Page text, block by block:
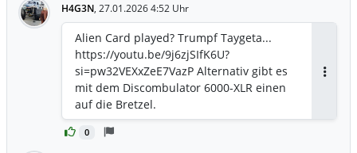
H4G3N, 27.01.2026 4:52 Uhr
0
Alien Card played? Trumpf Taygeta...
https://youtu.be/9j6zjSIfK6U?
si=pw32VEXxZeE7VazP Alternativ gibt es
mit dem Discombulator 6000-XLR einen
auf die Bretzel.